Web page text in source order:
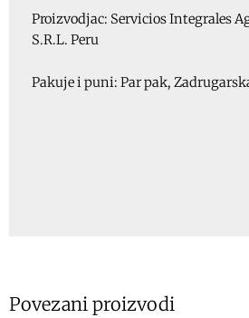
Proizvodjac: Servicios Integrales
S.R.L. Peru
Pakuje i puni: Par pak,
Povezani proizvodi